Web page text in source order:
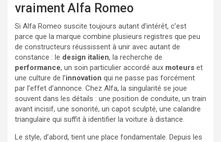
vraiment Alfa Romeo
Si Alfa Romeo suscite toujours autant d’intérêt, c’est
parce que la marque combine plusieurs registres que peu
de constructeurs réussissent à unir avec autant de
constance : le design italien, la recherche de
performance, un soin particulier accordé aux moteurs et
une culture de l’innovation qui ne passe pas forcément
par l’effet d’annonce. Chez Alfa, la singularité se joue
souvent dans les détails : une position de conduite, un train
avant incisif, une sonorité, un capot sculpté, une calandre
triangulaire qui suffit à identifier la voiture à distance.
Le style, d’abord, tient une place fondamentale. Depuis les